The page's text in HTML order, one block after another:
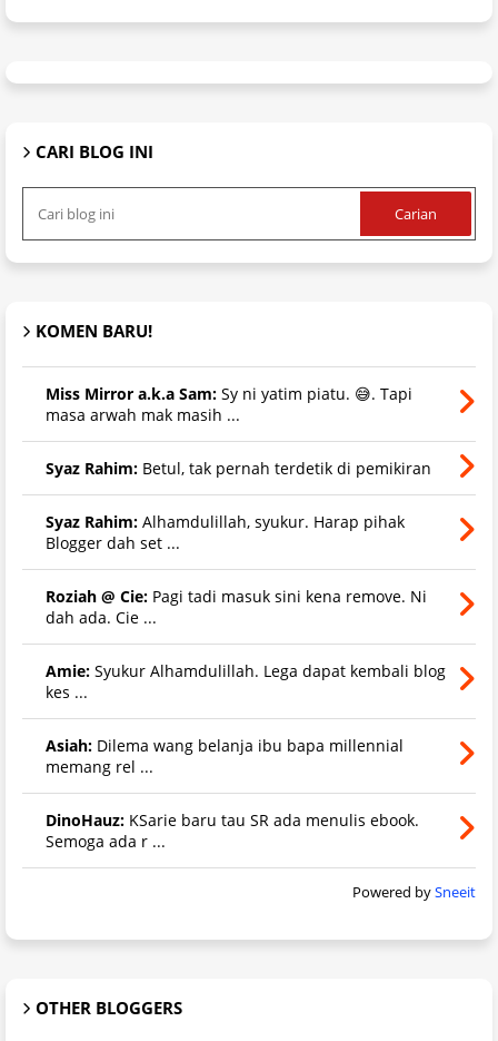
CARI BLOG INI
KOMEN BARU!
Miss Mirror a.k.a Sam: Sy ni yatim piatu. 😅. Tapi
masa arwah mak masih ...
Syaz Rahim: Betul, tak pernah terdetik di pemikiran
Syaz Rahim: Alhamdulillah, syukur. Harap pihak
Blogger dah set ...
Roziah @ Cie: Pagi tadi masuk sini kena remove. Ni
dah ada. Cie ...
Amie: Syukur Alhamdulillah. Lega dapat kembali blog
kes ...
Asiah: Dilema wang belanja ibu bapa millennial
memang rel ...
DinoHauz: KSarie baru tau SR ada menulis ebook.
Semoga ada r ...
Powered bySneeit
OTHER BLOGGERS